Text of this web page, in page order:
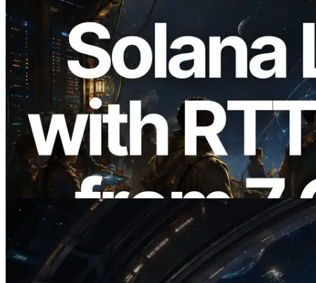
2026.08.05
ERPC expande a Solana Leader Slot API
com medição de ping a partir de 7 regiões
globais — Validators Information API
também lançada